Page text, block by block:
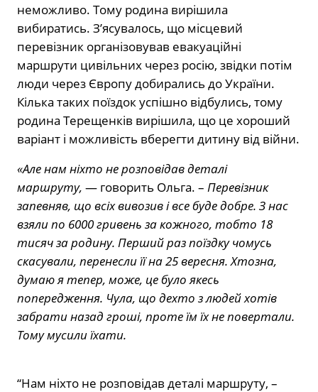
неможливо. Тому родина вирішила
вибиратись. З’ясувалось, що місцевий
перевізник організовував евакуаційні
маршрути цивільних через росію, звідки потім
люди через Європу добирались до України.
Кілька таких поїздок успішно відбулись, тому
родина Терещенків вирішила, що це хороший
варіант і можливість вберегти дитину від війни.
«Але нам ніхто не розповідав деталі
маршруту, — говорить Ольга. – Перевізник
запевняв, що всіх вивозив і все буде добре. З нас
взяли по 6000 гривень за кожного, тобто 18
тисяч за родину. Перший раз поїздку чомусь
скасували, перенесли її на 25 вересня. Хтозна,
думаю я тепер, може, це було якесь
попередження. Чула, що дехто з людей хотів
забрати назад гроші, проте їм їх не повертали.
Тому мусили їхати.
“Нам ніхто не розповідав деталі маршруту, –